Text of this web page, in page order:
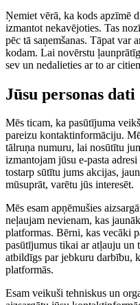
Ņemiet vērā, ka kods apzīmē
izmantot nekavējoties. Tas
pēc tā saņemšanas. Tāpat var
kodam. Lai novērstu
sev un nedalieties ar to ar
Jūsu personas dati
Mēs ticam, ka pasūtījuma
pareizu kontaktinformāciju.
tālruņa numuru, lai nosūtītu
izmantojam jūsu e-pasta
tostarp sūtītu jums akcijas,
mūsuprāt, varētu jūs interesēt.
Mēs esam apņēmušies
neļaujam nevienam, kas
platformas. Bērni, kas vecāki
pasūtījumus tikai ar atļauju un
atbildīgs par jebkuru darbību,
platformās.
Esam veikuši tehniskus un